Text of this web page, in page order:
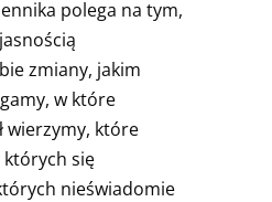
polega na tym,
zmiany, jakim
w które
wierzymy, które
się
nieświadomie